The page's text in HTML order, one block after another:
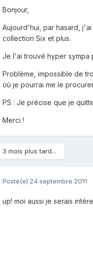
Bonjour,
Aujourd'hui, par hasard,
collection Six et plus.
Je l'ai trouvé hyper sympa
Problème, impossible de
où je pourrai me le
PS : Je précise que je
Merci !
3 mois plus tard...
Posté(e) 24 septembre 2011
up! moi aussi je serais